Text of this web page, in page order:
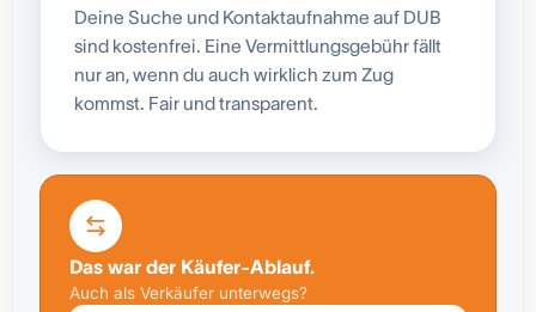
Deine Suche und Kontaktaufnahme auf DUB
sind kostenfrei. Eine Vermittlungsgebühr fällt
nur an, wenn du auch wirklich zum Zug
kommst. Fair und transparent.
Das war der Käufer-Ablauf.
Auch als Verkäufer unterwegs?